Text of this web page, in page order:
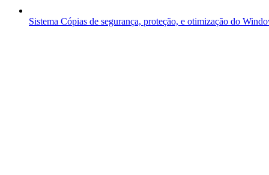
Sistema Cópias de segurança, proteção, e otimização do